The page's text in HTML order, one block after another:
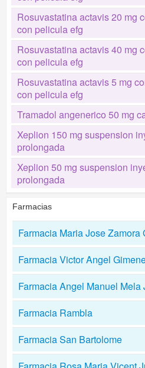
Rosuvastatina actavis 20 mg
con pelicula efg
Rosuvastatina actavis 40 mg
con pelicula efg
Rosuvastatina actavis 5 mg
con pelicula efg
Tramadol angenerico 50 mg
Xeplion 150 mg suspension
prolongada
Xeplion 50 mg suspension
prolongada
Farmacias
Farmacia Maria Jose Zamora
Farmacia Victor Angel
Farmacia Angel Manuel Mela
Farmacia Rambla
Farmacia San Bartolome